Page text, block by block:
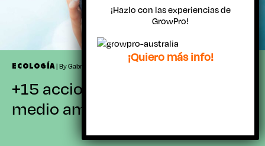
ECOLOGÍA| By Gabriel Belandria | mayo 8, 2024
+15 acciones para cuidar el
medio ambiente
¡Hazlo con las experiencias de
GrowPro!
¡Quiero más info!